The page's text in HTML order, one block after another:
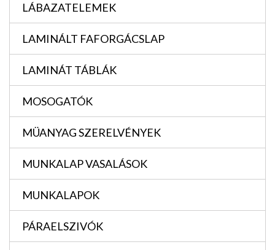
LÁBAZATELEMEK
LAMINÁLT FAFORGÁCSLAP
LAMINÁT TÁBLÁK
MOSOGATÓK
MÜANYAG SZERELVÉNYEK
MUNKALAP VASALÁSOK
MUNKALAPOK
PÁRAELSZIVÓK